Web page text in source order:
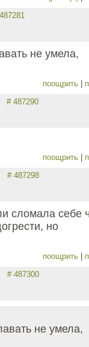
не умела,
поощрить
# 487290
поощрить
# 487298
сломала себе
но
поощрить
# 487300
не умела,